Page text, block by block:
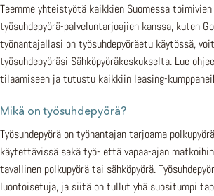
Teemme yhteistyötä kaikkien Suomessa
työsuhdepyörä-palveluntarjoajien kanssa, kuten
työnantajallasi on työsuhdepyöräetu käytössä,
työsuhdepyöräsi Sähköpyöräkeskukselta. Lue
tilaamiseen ja tutustu kaikkiin leasing-
Mikä on työsuhdepyörä?
Työsuhdepyörä on työnantajan tarjoama
käytettävissä sekä työ- että vapaa-ajan
tavallinen polkupyörä tai sähköpyörä.
luontoisetuja, ja siitä on tullut yhä suositumpi